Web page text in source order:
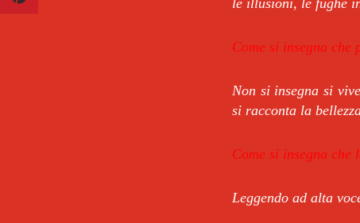
le illusioni, le fughe
Come si insegna
Non si insegna si
si racconta la
Come si insegna che
Leggendo ad alta